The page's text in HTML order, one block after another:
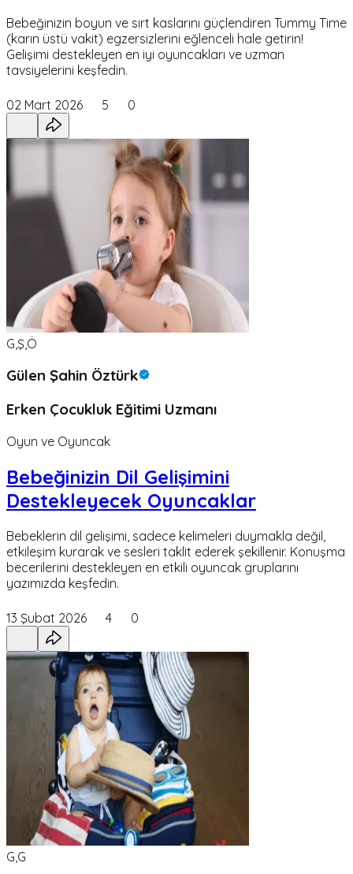
Bebeğinizin boyun ve sırt kaslarını güçlendiren Tummy Time
(karın üstü vakit) egzersizlerini eğlenceli hale getirin!
Gelişimi destekleyen en iyi oyuncakları ve uzman
tavsiyelerini keşfedin.
02 Mart 2026 5 0
G,Ş,Ö
Gülen Şahin Öztürk
Erken Çocukluk Eğitimi Uzmanı
Oyun ve Oyuncak
Bebeğinizin Dil Gelişimini
Destekleyecek Oyuncaklar
Bebeklerin dil gelişimi, sadece kelimeleri duymakla değil,
etkileşim kurarak ve sesleri taklit ederek şekillenir. Konuşma
becerilerini destekleyen en etkili oyuncak gruplarını
yazımızda keşfedin.
13 Şubat 2026 4 0
G,G